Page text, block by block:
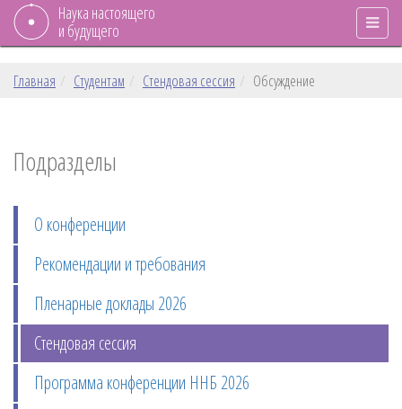
Наука настоящего
и будущего
Главная Студентам Стендовая сессия Обсуждение
Подразделы
О конференции
Рекомендации и требования
Пленарные доклады 2026
Стендовая сессия
Программа конференции ННБ 2026